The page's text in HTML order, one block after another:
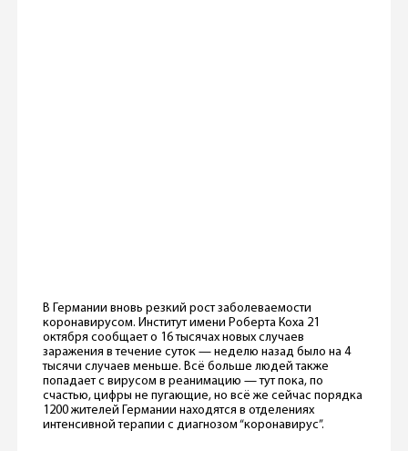
В Германии вновь резкий рост заболеваемости
коронавирусом. Институт имени Роберта Коха 21
октября сообщает о 16 тысячах новых случаев
заражения в течение суток — неделю назад было на 4
тысячи случаев меньше. Всё больше людей также
попадает с вирусом в реанимацию — тут пока, по
счастью, цифры не пугающие, но всё же сейчас порядка
1200 жителей Германии находятся в отделениях
интенсивной терапии с диагнозом “коронавирус”.